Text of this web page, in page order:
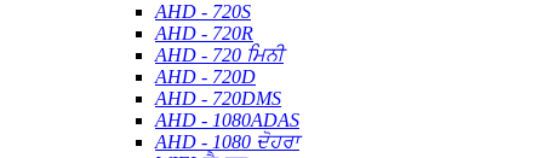
AHD - 720S
AHD - 720R
AHD - 720 ਮਿਨੀ
AHD - 720D
AHD - 720DMS
AHD - 1080ADAS
AHD - 1080 ਦੋਹਰਾ